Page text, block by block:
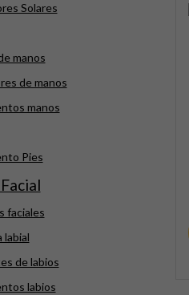
Solares
manos
de manos
manos
Pies
faciales
labial
de labios
labios